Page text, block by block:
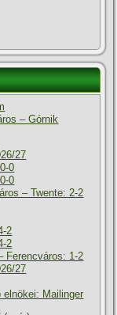
– Górnik
27
0
0
– Twente: 2-2
2
2
Ferencváros: 1-2
27
elnökei: Mailinger